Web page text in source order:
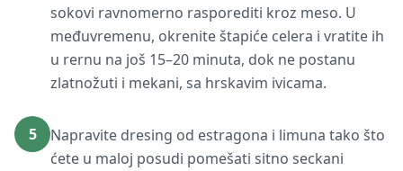
sokovi ravnomerno rasporediti kroz meso. U
međuvremenu, okrenite štapiće celera i vratite ih
u rernu na još 15–20 minuta, dok ne postanu
zlatnožuti i mekani, sa hrskavim ivicama.
5
Napravite dresing od estragona i limuna tako što
ćete u maloj posudi pomešati sitno seckani